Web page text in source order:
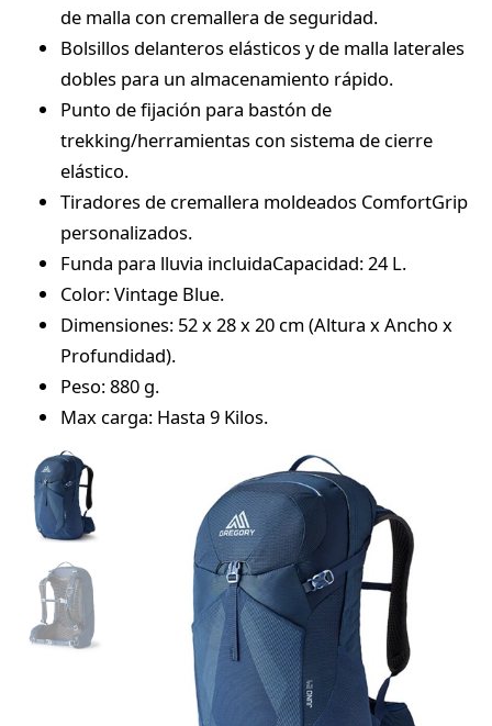
de malla con cremallera de seguridad.
Bolsillos delanteros elásticos y de malla laterales
dobles para un almacenamiento rápido.
Punto de fijación para bastón de
trekking/herramientas con sistema de cierre
elástico.
Tiradores de cremallera moldeados ComfortGrip
personalizados.
Funda para lluvia incluidaCapacidad: 24 L.
Color: Vintage Blue.
Dimensiones: 52 x 28 x 20 cm (Altura x Ancho x
Profundidad).
Peso: 880 g.
Max carga: Hasta 9 Kilos.